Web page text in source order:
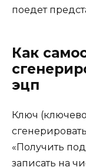
поедет
Как
эцп
Ключ
«Получить
записать на